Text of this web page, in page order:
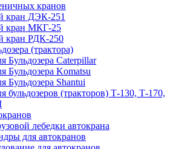
кранов
кран ДЭК-251
кран МКГ-25
кран РДК-250
(трактора)
Бульдозера Caterpillar
Бульдозера Komatsu
Бульдозера Shantui
бульдозеров (тракторов) Т-130, Т-170,
лебедки автокрана
для автокранов